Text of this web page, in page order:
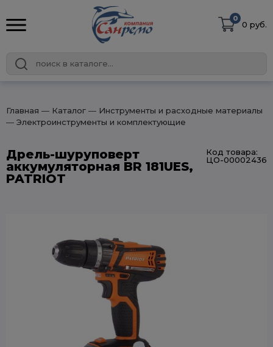
0
0 руб.
Главная ― Каталог ― Инструменты и расходные материалы
― Электроинструменты и комплектующие
Дрель-шуруповерт
аккумуляторная BR 181UES,
PATRIOT
Код товара:
ЦО-00002436